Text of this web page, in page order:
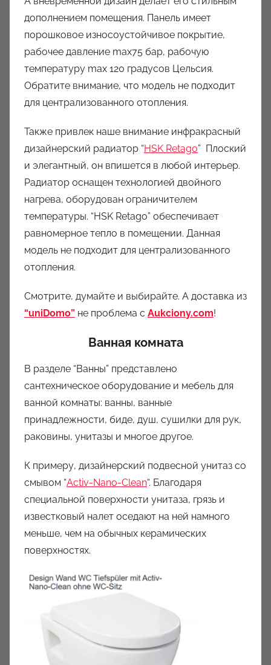
дополнением помещения. Панель имеет
порошковое износоустойчивое покрытие,
рабочее давление max75 бар, рабочую
температуру max 120 градусов Цельсия.
Обратите внимание, что модель не подходит
для централизованного отопления.
Также привлек наше внимание инфракрасный
дизайнерский радиатор “HSK Retago” Плоский
и элегантный, он впишется в любой интерьер.
Радиатор оснащен технологией двойного
нагрева, оборудован ограничителем
температуры. “HSK Retago” обеспечивает
равномерное тепло в помещении. Данная
модель не подходит для централизованного
отопления.
Смотрите, думайте и выбирайте. А доставка из
“uniDomo” не проблема с Aukciony.com!
Ванная комната
В разделе “Ванны” представлено
сантехническое оборудование и мебель для
ванной комнаты: ванны, ванные
принадлежности, биде, душ, сушилки для рук,
раковины, унитазы и многое другое.
К примеру, дизайнерский подвесной унитаз со
смывом “Activ-Nano-Clean“. Благодаря
специальной поверхности унитаза, грязь и
известковый налет оседают на ней намного
меньше, чем на обычных керамических
поверхностях.